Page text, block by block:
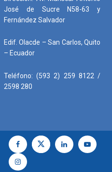
José de Sucre N58-63 y
Fernández Salvador
Edif. Olacde – San Carlos, Quito
– Ecuador
Teléfono: (593 2) 259 8122 /
2598 280